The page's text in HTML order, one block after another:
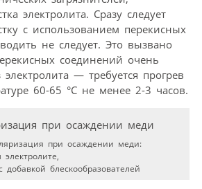
электролита. Сразу следует
с использованием перекисных
не следует. Это вызвано
соединений очень
— требуется прогрев
60-65 °С не менее 2-3 часов.
при осаждении меди:
блескообразователей